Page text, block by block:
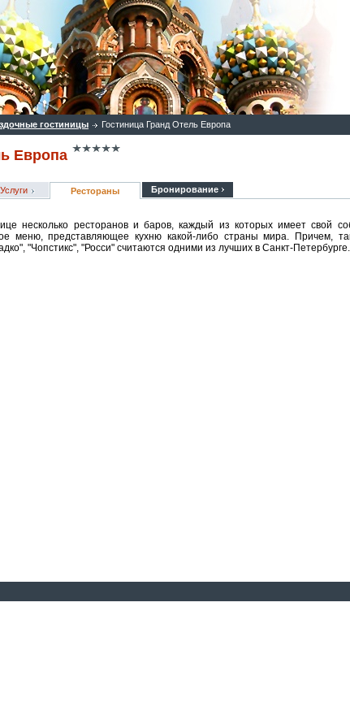
гостиницы Гостиница Гранд Отель Европа
Европа
Услуги Рестораны Бронирование
несколько ресторанов и баров, каждый из которых имеет свой
меню, представляющее кухню какой-либо страны мира. Причем,
"Чопстикс", "Росси" считаются одними из лучших в Санкт-Петербурге.